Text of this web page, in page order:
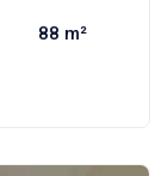
88 m²